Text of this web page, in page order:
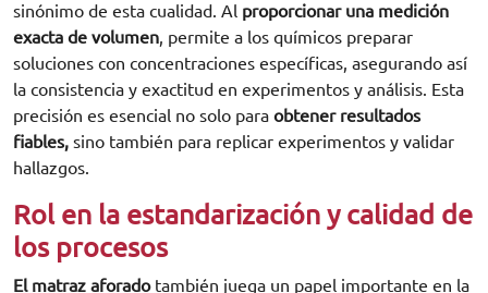
sinónimo de esta cualidad. Al proporcionar una medición
exacta de volumen, permite a los químicos preparar
soluciones con concentraciones específicas, asegurando así
la consistencia y exactitud en experimentos y análisis. Esta
precisión es esencial no solo para obtener resultados
fiables, sino también para replicar experimentos y validar
hallazgos.
Rol en la estandarización y calidad de
los procesos
El matraz aforado también juega un papel importante en la